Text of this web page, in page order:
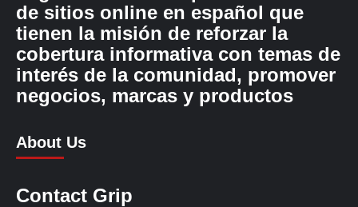
de sitios online en español que
tienen la misión de reforzar la
cobertura informativa con temas de
interés de la comunidad, promover
negocios, marcas y productos
About Us
Contact Grip